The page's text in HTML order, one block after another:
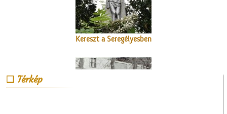
Kereszt a Seregélyesben
Térkép